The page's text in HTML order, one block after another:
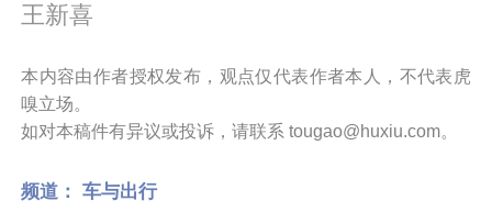
王新喜
本内容由作者授权发布，观点仅代表作者本人，不代表虎
嗅立场。
如对本稿件有异议或投诉，请联系 tougao@huxiu.com。
频道： 车与出行